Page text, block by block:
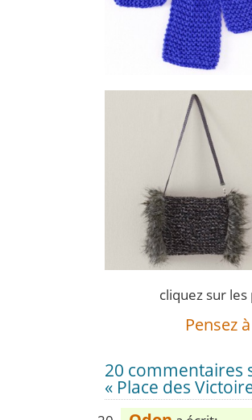
cliquez sur
Pensez
20 commentaires
« Place des